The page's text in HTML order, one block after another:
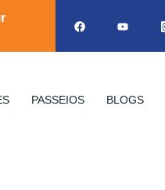
PASSEIOS BLOGS